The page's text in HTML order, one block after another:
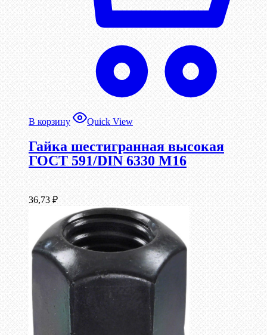
В корзину Quick View
Гайка шестигранная высокая
ГОСТ 591/DIN 6330 М16
36,73 ₽